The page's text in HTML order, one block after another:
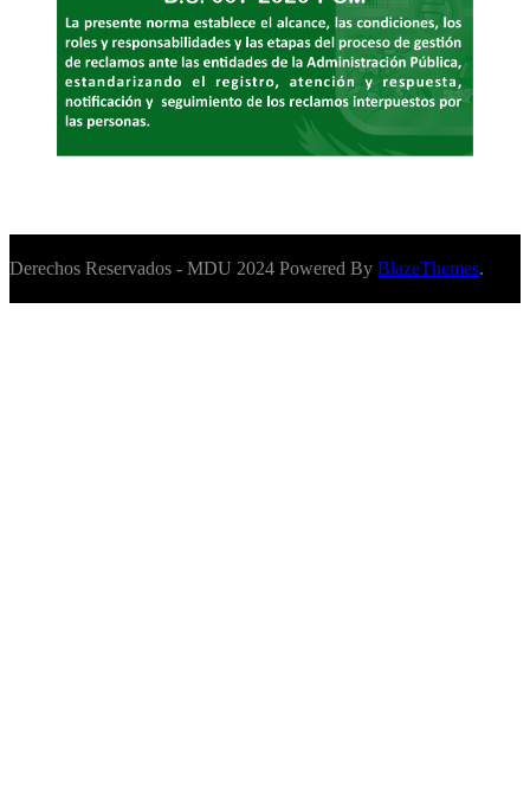
Derechos Reservados - MDU 2024 Powered By BlazeThemes.